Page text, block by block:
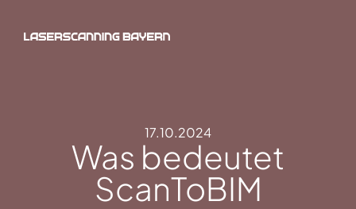
17.10.2024
Was bedeutet
ScanToBIM